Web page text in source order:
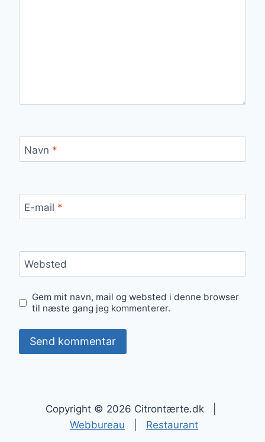
Navn *
E-mail *
Websted
Gem mit navn, mail og websted i denne browser
til næste gang jeg kommenterer.
Copyright © 2026 Citrontærte.dk |
Webbureau
Restaurant